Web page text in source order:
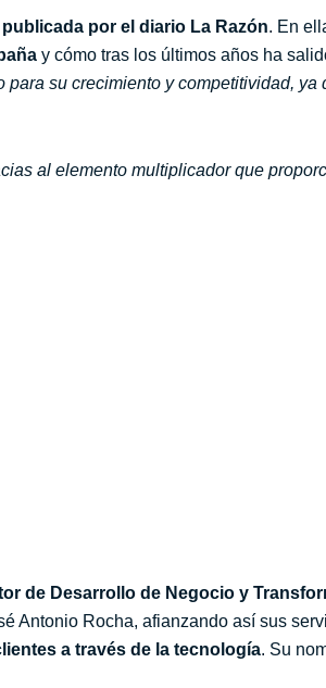
por el diario La Razón. En
y cómo tras los últimos años ha
su crecimiento y competitividad, ya
al elemento multiplicador que
de Desarrollo de Negocio y
Antonio Rocha, afianzando así sus
a través de la tecnología. Su